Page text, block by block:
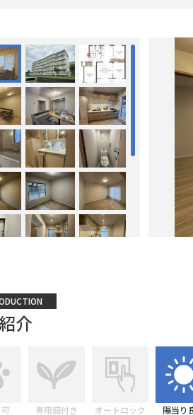
介
専用庭付き オートロック 陽当り